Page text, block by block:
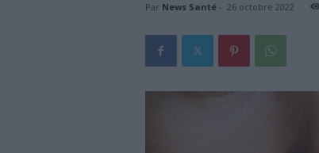
Par News Santé- 26 octobre 2022